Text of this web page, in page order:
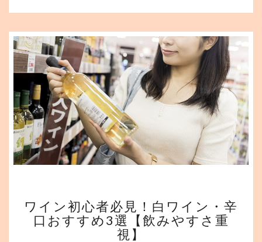
【飲
み
や
す
さ
重
イ
ン
初
ワイン初心者必見！白ワイン・辛
口おすすめ3選【飲みやすさ重
視】